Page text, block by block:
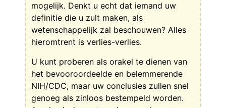
mogelijk. Denkt u echt dat iemand uw
definitie die u zult maken, als
wetenschappelijk zal beschouwen? Alles
hieromtrent is verlies-verlies.
U kunt proberen als orakel te dienen van
het bevooroordeelde en belemmerende
NIH/CDC, maar uw conclusies zullen snel
genoeg als zinloos bestempeld worden.